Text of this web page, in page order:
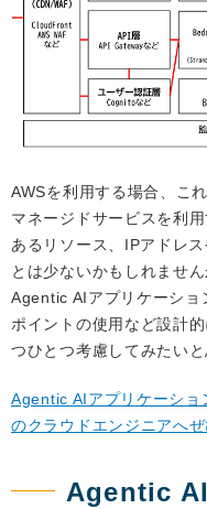
AWSを利用する場合、こ
マネージドサービスを利
あるリソース、IPアドレ
とは少ないかもしれませ
Agentic AIアプリケーショ
ポイントの使用など設計
つひとつ考慮してみたいと
Agentic AIアプリケーショ
のクラウドエンジニアへぜ
Agentic